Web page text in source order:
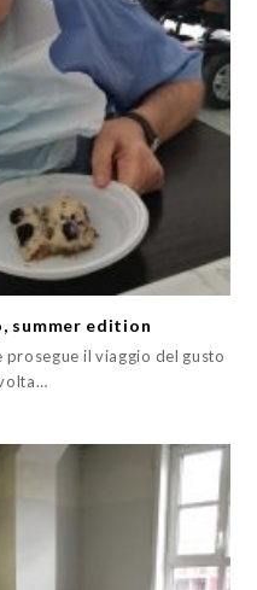
summer edition
il viaggio del gusto